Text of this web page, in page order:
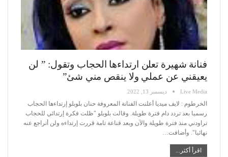
فنانة شهيرة تعلن ارتداءها الحجاب وتقول: ” لن
يعيقني عن عملي ولا ينقص مني شئ”
Live Media ديسمبر 13, 2022
الخرطوم : لايف ميديا أعلنت الفنانة المعروفة حنان بلوبلو إرتداءها الحجاب
رسميا بعد تردد دام فترة طويلة. وقالت بلوبلو "ظلت فكرة إرتدائي للحجاب
تراودني منذ فترة طويلة والآن وبعد قناعة تامة قررت إرتداءه ولن أتراجع عنه
نهائيا". وأضافت…
اقرأ أكثر...